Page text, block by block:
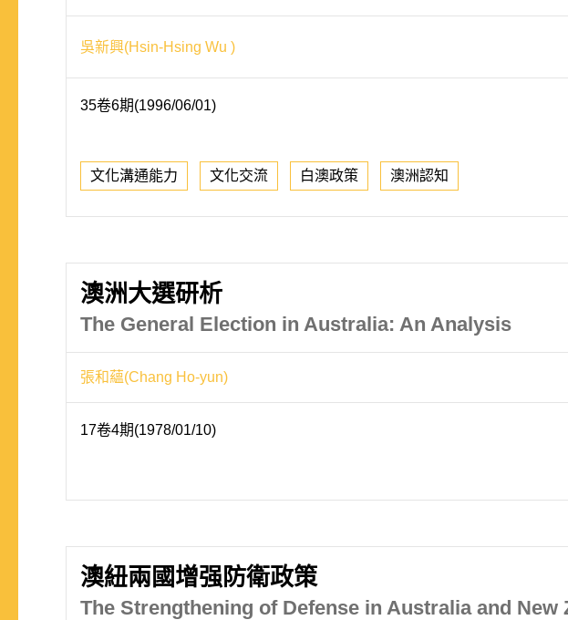
吳新興(Hsin-Hsing Wu )
35卷6期(1996/06/01)
文化溝通能力 文化交流 白澳政策 澳洲認知
澳洲大選研析
The General Election in Australia: An Analysis
張和蘊(Chang Ho-yun)
17卷4期(1978/01/10)
澳紐兩國增强防衛政策
The Strengthening of Defense in Australia and New